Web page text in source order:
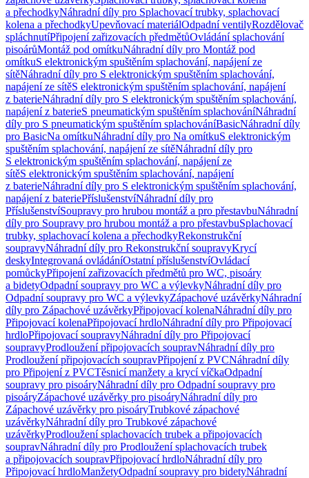
a přechodkyNáhradní díly pro Splachovací trubky, splachovací
kolena a přechodkyUpevňovací materiálOdpadní ventilyRozdělovač
spláchnutíPřipojení zařizovacích předmětůOvládání splachování
pisoárůMontáž pod omítkuNáhradní díly pro Montáž pod
omítkuS elektronickým spuštěním splachování, napájení ze
sítěNáhradní díly pro S elektronickým spuštěním splachování,
napájení ze sítěS elektronickým spuštěním splachování, napájení
z baterieNáhradní díly pro S elektronickým spuštěním splachování,
napájení z baterieS pneumatickým spuštěním splachováníNáhradní
díly pro S pneumatickým spuštěním splachováníBasicNáhradní díly
pro BasicNa omítkuNáhradní díly pro Na omítkuS elektronickým
spuštěním splachování, napájení ze sítěNáhradní díly pro
S elektronickým spuštěním splachování, napájení ze
sítěS elektronickým spuštěním splachování, napájení
z baterieNáhradní díly pro S elektronickým spuštěním splachování,
napájení z bateriePříslušenstvíNáhradní díly pro
PříslušenstvíSoupravy pro hrubou montáž a pro přestavbuNáhradní
díly pro Soupravy pro hrubou montáž a pro přestavbuSplachovací
trubky, splachovací kolena a přechodkyRekonstrukční
soupravyNáhradní díly pro Rekonstrukční soupravyKrycí
deskyIntegrovaná ovládáníOstatní příslušenstvíOvládací
pomůckyPřipojení zařizovacích předmětů pro WC, pisoáry
a bidetyOdpadní soupravy pro WC a výlevkyNáhradní díly pro
Odpadní soupravy pro WC a výlevkyZápachové uzávěrkyNáhradní
díly pro Zápachové uzávěrkyPřipojovací kolenaNáhradní díly pro
Připojovací kolenaPřipojovací hrdloNáhradní díly pro Připojovací
hrdloPřipojovací soupravyNáhradní díly pro Připojovací
soupravyProdloužení připojovacích soupravNáhradní díly pro
Prodloužení připojovacích soupravPřipojení z PVCNáhradní díly
pro Připojení z PVCTěsnicí manžety a krycí víčkaOdpadní
soupravy pro pisoáryNáhradní díly pro Odpadní soupravy pro
pisoáryZápachové uzávěrky pro pisoáryNáhradní díly pro
Zápachové uzávěrky pro pisoáryTrubkové zápachové
uzávěrkyNáhradní díly pro Trubkové zápachové
uzávěrkyProdloužení splachovacích trubek a připojovacích
soupravNáhradní díly pro Prodloužení splachovacích trubek
a připojovacích soupravPřipojovací hrdloNáhradní díly pro
Připojovací hrdloManžetyOdpadní soupravy pro bidetyNáhradní